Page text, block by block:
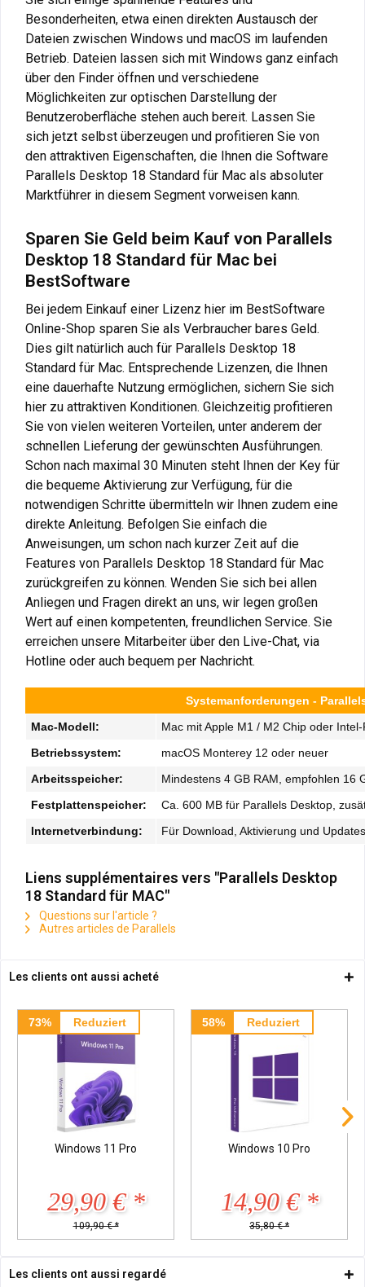
Besonderheiten, etwa einen direkten Austausch der
Dateien zwischen Windows und macOS im laufenden
Betrieb. Dateien lassen sich mit Windows ganz einfach
über den Finder öffnen und verschiedene
Möglichkeiten zur optischen Darstellung der
Benutzeroberfläche stehen auch bereit. Lassen Sie
sich jetzt selbst überzeugen und profitieren Sie von
den attraktiven Eigenschaften, die Ihnen die Software
Parallels Desktop 18 Standard für Mac als absoluter
Marktführer in diesem Segment vorweisen kann.
Sparen Sie Geld beim Kauf von Parallels
Desktop 18 Standard für Mac bei
BestSoftware
Bei jedem Einkauf einer Lizenz hier im BestSoftware
Online-Shop sparen Sie als Verbraucher bares Geld.
Dies gilt natürlich auch für Parallels Desktop 18
Standard für Mac. Entsprechende Lizenzen, die Ihnen
eine dauerhafte Nutzung ermöglichen, sichern Sie sich
hier zu attraktiven Konditionen. Gleichzeitig profitieren
Sie von vielen weiteren Vorteilen, unter anderem der
schnellen Lieferung der gewünschten Ausführungen.
Schon nach maximal 30 Minuten steht Ihnen der Key für
die bequeme Aktivierung zur Verfügung, für die
notwendigen Schritte übermitteln wir Ihnen zudem eine
direkte Anleitung. Befolgen Sie einfach die
Anweisungen, um schon nach kurzer Zeit auf die
Features von Parallels Desktop 18 Standard für Mac
zurückgreifen zu können. Wenden Sie sich bei allen
Anliegen und Fragen direkt an uns, wir legen großen
Wert auf einen kompetenten, freundlichen Service. Sie
erreichen unsere Mitarbeiter über den Live-Chat, via
Hotline oder auch bequem per Nachricht.
Systemanforderungen -
Mac-Modell:
Mac mit Apple M1 / M2 Chip oder
Betriebssystem:
macOS Monterey 12 oder neuer
Arbeitsspeicher:
Mindestens 4 GB RAM, empfohlen 16
Festplattenspeicher:
Ca. 600 MB für Parallels Desktop,
Internetverbindung:
Für Download, Aktivierung und
Liens supplémentaires vers "Parallels Desktop
18 Standard für MAC"
Questions sur l'article ?
Autres articles de Parallels
Les clients ont aussi acheté
73% Reduziert
Windows 11 Pro
29,90 € *
109,90 € *
58% Reduziert
Windows 10 Pro
14,90 € *
35,80 € *
Les clients ont aussi regardé